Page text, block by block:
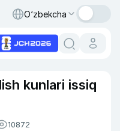
O‘zbekcha
kunlari issiq
10872